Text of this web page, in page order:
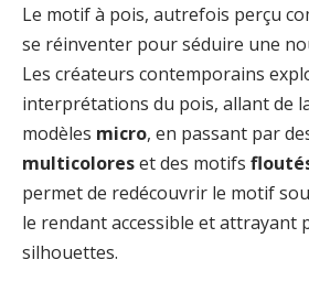
Le motif à pois, autrefois perçu
se réinventer pour séduire une
Les créateurs contemporains
interprétations du pois, allant de
modèles micro, en passant par
multicoloreset des motifs
permet de redécouvrir le motif
le rendant accessible et attrayant
silhouettes.